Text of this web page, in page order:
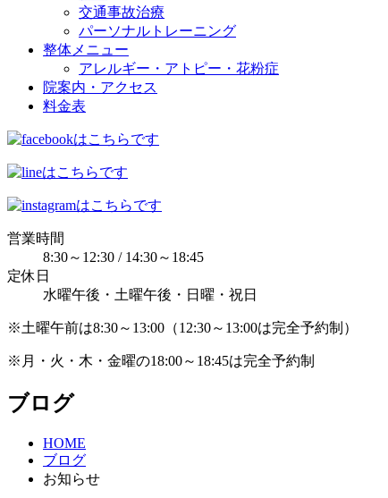
交通事故治療
パーソナルトレーニング
整体メニュー
アレルギー・アトピー・花粉症
院案内・アクセス
料金表
営業時間
8:30～12:30 / 14:30～18:45
定休日
水曜午後・土曜午後・日曜・祝日
※土曜午前は8:30～13:00（12:30～13:00は完全予約制）
※月・火・木・金曜の18:00～18:45は完全予約制
ブログ
HOME
ブログ
お知らせ